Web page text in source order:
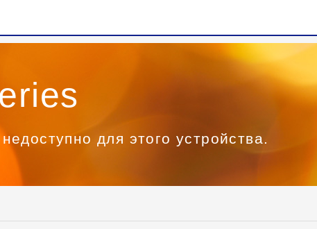
для этого устройства.